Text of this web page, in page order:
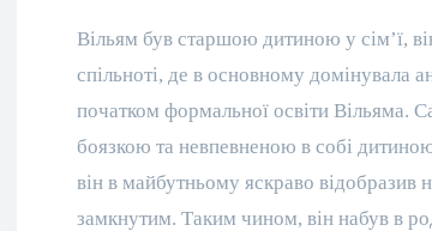
Вільям був старшою дитиною у сім’ї,
спільноті, де в основному домінувала
початком формальної освіти Вільяма.
боязкою та невпевненою в собі
він в майбутньому яскраво відобразив
замкнутим. Таким чином, він набув в